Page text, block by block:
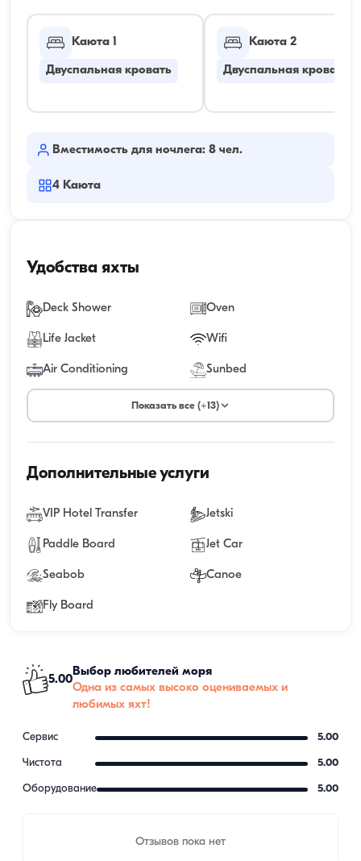
Каюта 1
Двуспальная кровать
Каюта 2
Двуспальная кровать
Вместимость для ночлега: 8 чел.
4 Каюта
Удобства яхты
Deck Shower Oven
Life Jacket Wifi
Air Conditioning Sunbed
Показать все (+13)
Дополнительные услуги
VIP Hotel Transfer Jetski
Paddle Board Jet Car
Seabob Canoe
Fly Board
5.00
Выбор любителей моря
Одна из самых высоко оцениваемых и
любимых яхт!
Сервис 5.00
Чистота 5.00
Оборудование 5.00
Отзывов пока нет